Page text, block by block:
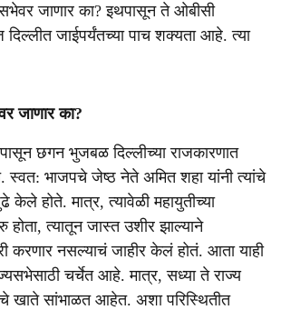
जाणार का? इथपासून ते ओबीसी
जाईपर्यंतच्या पाच शक्यता आहे. त्या
जाणार का?
छगन भुजबळ दिल्लीच्या राजकारणात
स्वत: भाजपचे जेष्ठ नेते अमित शहा यांनी त्यांचे
केले होते. मात्र, त्यावेळी महायुतीच्या
होता, त्यातून जास्त उशीर झाल्याने
करणार नसल्याचं जाहीर केलं होतं. आता याही
चर्चेत आहे. मात्र, सध्या ते राज्य
खाते सांभाळत आहेत. अशा परिस्थितीत